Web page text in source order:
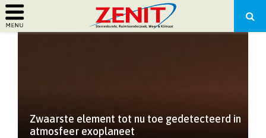
PRIMARY
Zwaarste element tot nu toe gedetecteerd in
atmosfeer exoplaneet